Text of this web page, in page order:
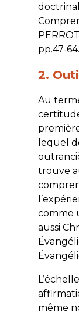
pp.47-
2.
Au
lequel
trouve
comme
aussi
même